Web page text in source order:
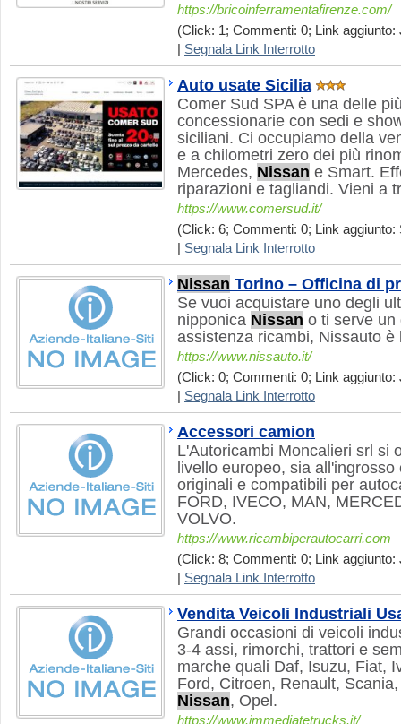
https://bricoinferramentafirenze.com/
(Click: 1; Commenti: 0; Link aggiunto:
Segnala Link Interrotto
Auto usate Sicilia
Comer Sud SPA è una delle
concessionarie con sedi e
siciliani. Ci occupiamo della
e a chilometri zero dei più
Mercedes, Nissan e Smart.
riparazioni e tagliandi. Vieni a
https://www.comersud.it/
(Click: 6; Commenti: 0; Link aggiunto:
Segnala Link Interrotto
Nissan Torino – Officina di
Se vuoi acquistare uno degli
nipponica Nissan o ti serve un
assistenza ricambi, Nissauto è
https://www.nissauto.it/
(Click: 0; Commenti: 0; Link aggiunto:
Segnala Link Interrotto
Accessori camion
L'Autoricambi Moncalieri srl si
livello europeo, sia
originali e compatibili per
FORD, IVECO, MAN,
VOLVO.
https://www.ricambiperautocarri.com
(Click: 8; Commenti: 0; Link aggiunto:
Segnala Link Interrotto
Vendita Veicoli Industriali
Grandi occasioni di veicoli
3-4 assi, rimorchi, trattori e
marche quali Daf, Isuzu, Fiat,
Ford, Citroen, Renault,
Nissan, Opel.
https://www.immediatetrucks.it/